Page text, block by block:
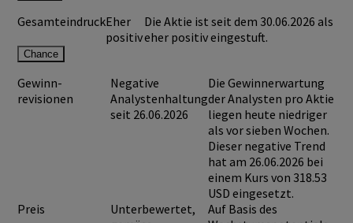
GesamteindruckEher
positiv
Die Aktie ist seit dem 30.06.2026 als
eher positiv eingestuft.
Chance
Gewinn-
revisionen
Negative
Analystenhaltung
seit 26.06.2026
Die Gewinnerwartung
der Analysten pro Aktie
liegen heute niedriger
als vor sieben Wochen.
Dieser negative Trend
hat am 26.06.2026 bei
einem Kurs von 318.53
USD eingesetzt.
Preis
Unterbewertet,
Auf Basis des